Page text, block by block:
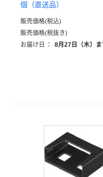
個（直送品）
販売価格(税込)
販売価格(税抜き)
お届け日
： 8月27日（木）ま